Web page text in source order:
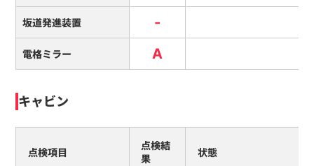
坂道発進装置 -
電格ミラー A
キャビン
点検項目
点検結
果
状態